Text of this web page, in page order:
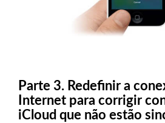
Parte 3. Redefinir a
Internet para corrigir
iCloud que não estão